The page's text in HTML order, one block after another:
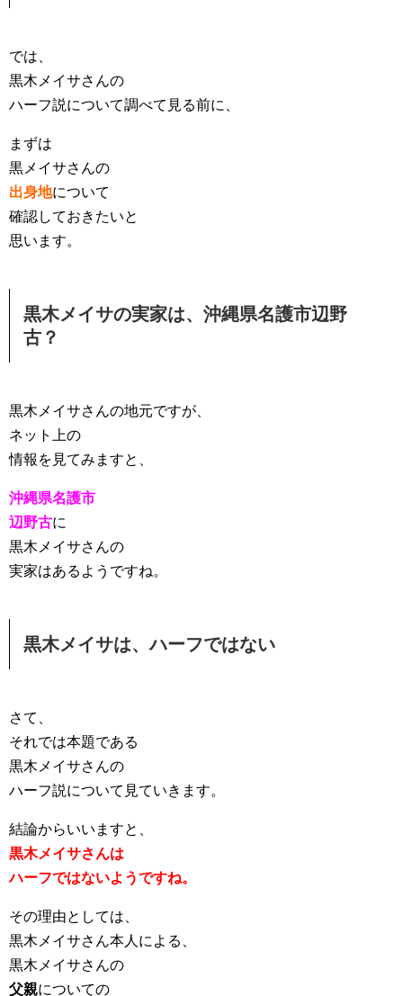
では、
黒木メイサさんの
ハーフ説について調べて見る前に、
まずは
黒メイサさんの
出身地について
確認しておきたいと
思います。
黒木メイサの実家は、沖縄県名護市辺野
古？
黒木メイサさんの地元ですが、
ネット上の
情報を見てみますと、
沖縄県名護市
辺野古に
黒木メイサさんの
実家はあるようですね。
黒木メイサは、ハーフではない
さて、
それでは本題である
黒木メイサさんの
ハーフ説について見ていきます。
結論からいいますと、
黒木メイサさんは
ハーフではないようですね。
その理由としては、
黒木メイサさん本人による、
黒木メイサさんの
父親についての